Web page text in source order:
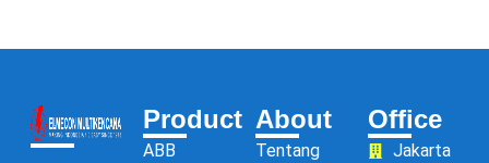
Product
ABB
About
Tentang
Office
Jakarta